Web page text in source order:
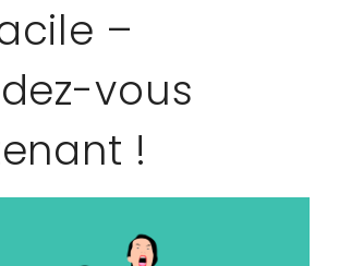
–
vous
!